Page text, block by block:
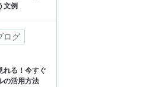
文例
ログ
れる！今すぐ
の活用方法